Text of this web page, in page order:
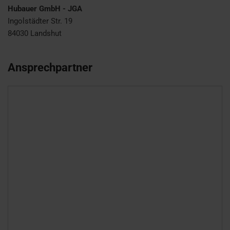
Hubauer GmbH - JGA
Ingolstädter Str. 19
84030 Landshut
Ansprechpartner